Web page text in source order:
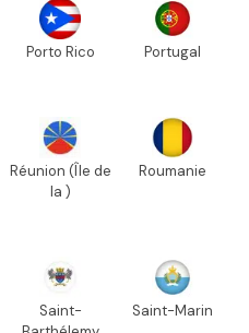
Porto Rico Portugal
Réunion (Île de
la )
Roumanie
Saint-
Saint-Marin